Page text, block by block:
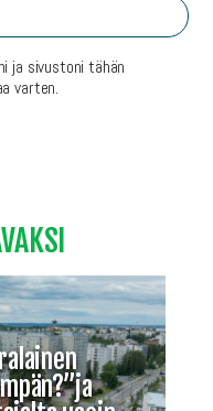
ja sivustoni tähän
varten.